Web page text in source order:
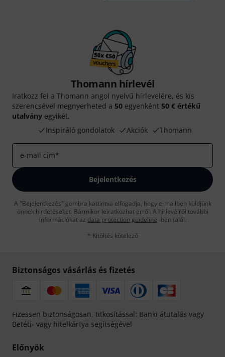
Thomann hírlevél
Iratkozz fel a Thomann angol nyelvű hírlevelére, és kis
szerencsével megnyerheted a 50 egyenként 50 € értékű
utalvány egyikét.
Inspiráló gondolatok
Akciók Thomann
e-mail cím*
Bejelentkezés
A "Bejelentkezés" gombra kattintva elfogadja, hogy e-mailben küldjünk
önnek hirdetéseket. Bármikor leiratkozhat erről. A hírlevélről további
információkat az data protection guideline -ben talál.
* Kitöltés kötelező
Biztonságos vásárlás és fizetés
Fizessen biztonságosan, titkosítással: Banki átutalás vagy
Betéti- vagy hitelkártya segítségével
Előnyök